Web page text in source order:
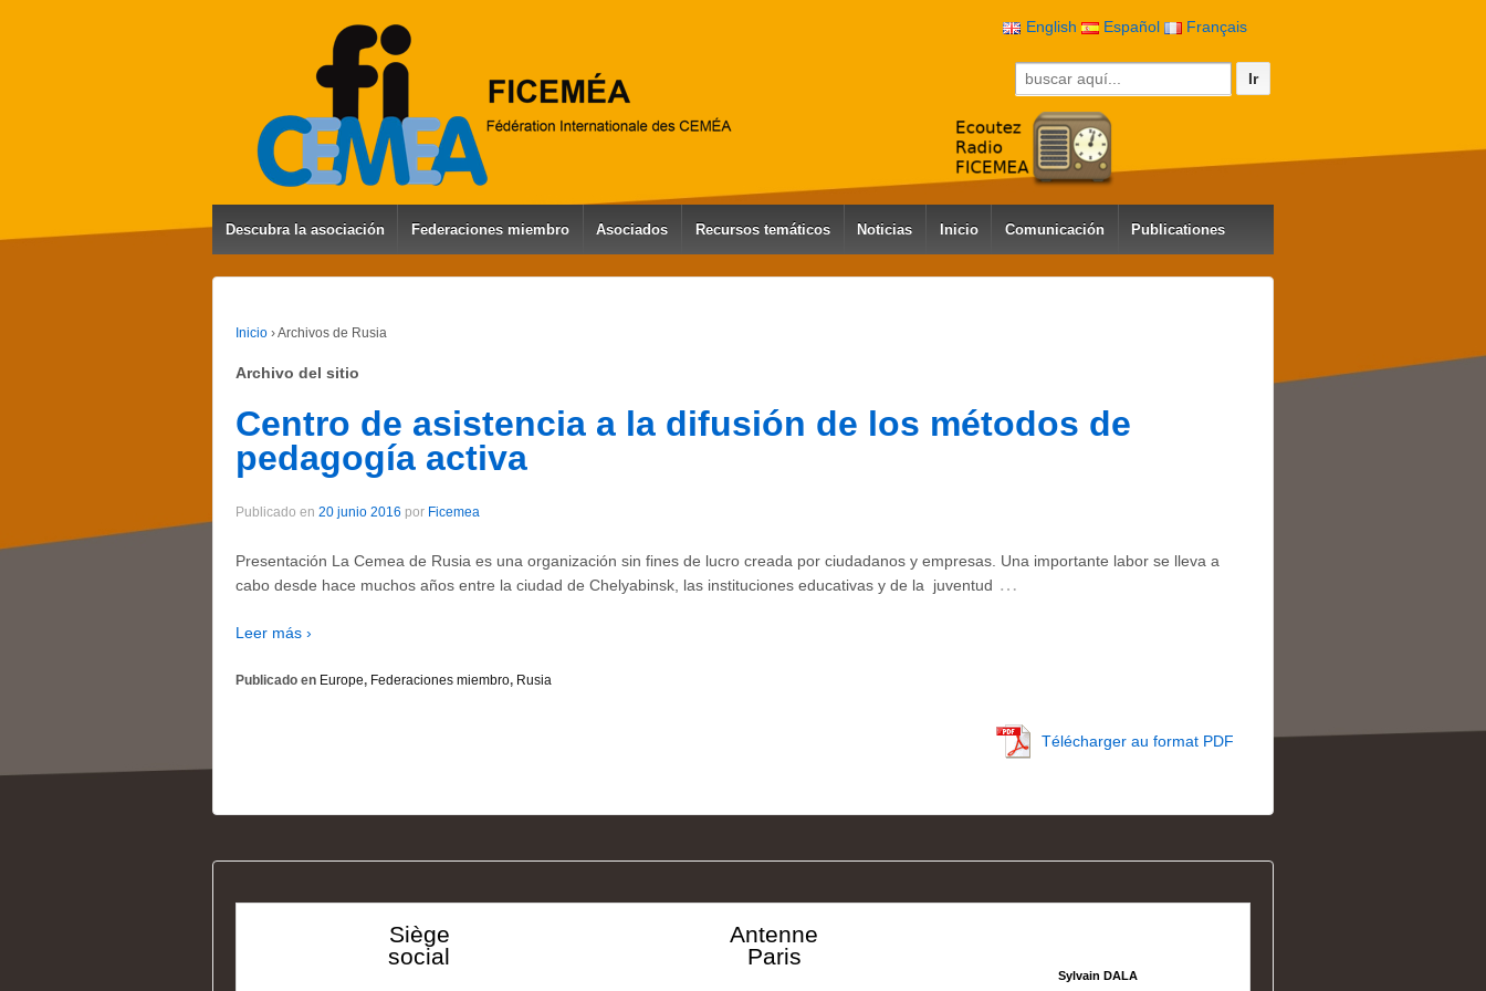
English Español Français
Buscar por:
Descubra la asociación Federaciones miembro Asociados Recursos temáticos Noticias Inicio Comunicación Publicationes
Inicio ›Archivos de Rusia
Archivo del sitio
Centro de asistencia a la difusión de los métodos de
pedagogía activa
Publicado en 20 junio 2016 por Ficemea
Presentación La Cemea de Rusia es una organización sin fines de lucro creada por ciudadanos y empresas. Una importante labor se lleva a
cabo desde hace muchos años entre la ciudad de Chelyabinsk, las instituciones educativas y de la juventud …
Leer más ›
Publicado en Europe, Federaciones miembro, Rusia
Télécharger au format PDF
Siège
social
Antenne
Paris
Sylvain DALA